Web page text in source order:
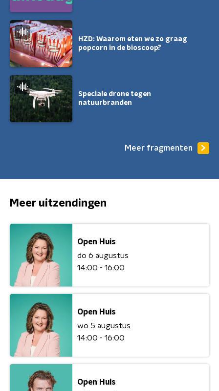
HZD: Waarom eten we zo graag
popcorn in de bioscoop?
Speciale drone tegen
natuurbranden
Meer fragmenten
Meer uitzendingen
Open Huis
do 6 augustus
14:00 - 16:00
Open Huis
wo 5 augustus
14:00 - 16:00
Open Huis